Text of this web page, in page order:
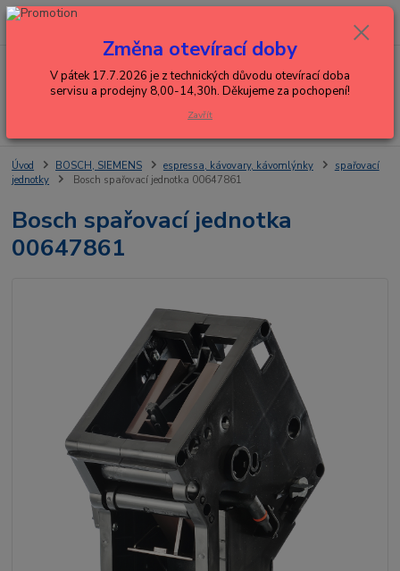
Menu
+420 602 288 130
0,00 Kč
Úvod BOSCH, SIEMENS espressa, kávovary, kávomlýnky
spařovací
jednotky
Bosch spařovací jednotka 00647861
Bosch spařovací jednotka
00647861
Změna otevírací doby
V pátek 17.7.2026 je z technických důvodu otevírací doba
servisu a prodejny 8,00-14,30h. Děkujeme za pochopení!
Zavřít